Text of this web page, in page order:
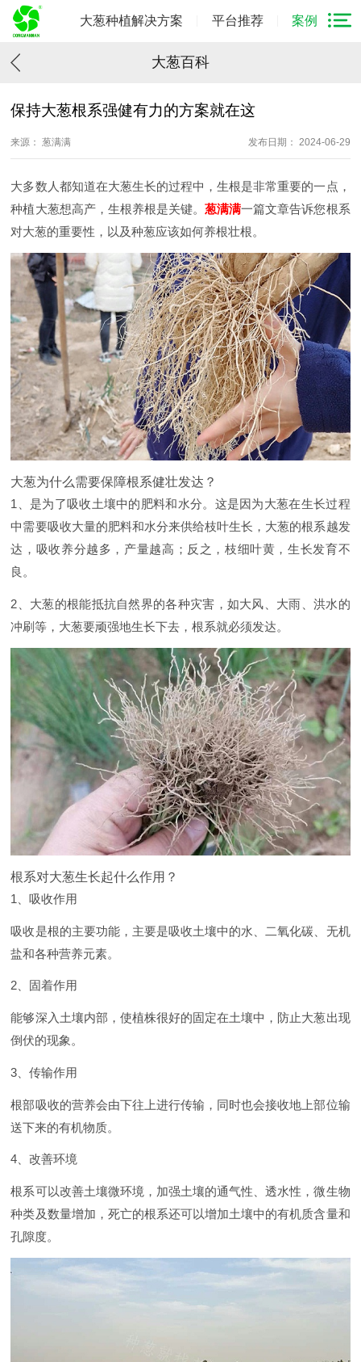
大葱种植解决方案 平台推荐 案例
大葱百科
保持大葱根系强健有力的方案就在这
来源： 葱满满 发布日期： 2024-06-29
大多数人都知道在大葱生长的过程中，生根是非常重要的一点，
种植大葱想高产，生根养根是关键。葱满满一篇文章告诉您根系
对大葱的重要性，以及种葱应该如何养根壮根。
大葱为什么需要保障根系健壮发达？
1、是为了吸收土壤中的肥料和水分。这是因为大葱在生长过程
中需要吸收大量的肥料和水分来供给枝叶生长，大葱的根系越发
达，吸收养分越多，产量越高；反之，枝细叶黄，生长发育不
良。
2、大葱的根能抵抗自然界的各种灾害，如大风、大雨、洪水的
冲刷等，大葱要顽强地生长下去，根系就必须发达。
根系对大葱生长起什么作用？
1、吸收作用
吸收是根的主要功能，主要是吸收土壤中的水、二氧化碳、无机
盐和各种营养元素。
2、固着作用
能够深入土壤内部，使植株很好的固定在土壤中，防止大葱出现
倒伏的现象。
3、传输作用
根部吸收的营养会由下往上进行传输，同时也会接收地上部位输
送下来的有机物质。
4、改善环境
根系可以改善土壤微环境，加强土壤的通气性、透水性，微生物
种类及数量增加，死亡的根系还可以增加土壤中的有机质含量和
孔隙度。